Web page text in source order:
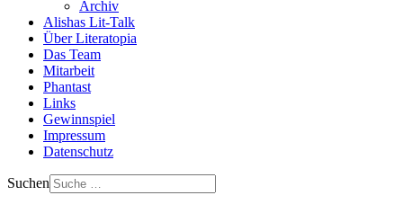
Archiv
Alishas Lit-Talk
Über Literatopia
Das Team
Mitarbeit
Phantast
Links
Gewinnspiel
Impressum
Datenschutz
Suchen